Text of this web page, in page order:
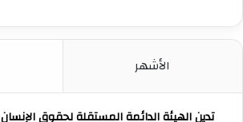
الأشهر
تدين الهيئة الدائمة المستقلة لحقوق الإنسان